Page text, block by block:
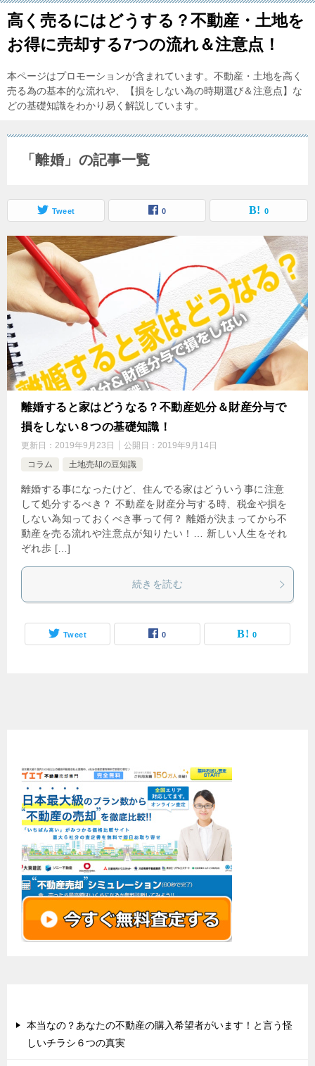
高く売るにはどうする？不動産・土地を
お得に売却する7つの流れ＆注意点！
本ページはプロモーションが含まれています。不動産・土地を高く
売る為の基本的な流れや、【損をしない為の時期選び＆注意点】な
どの基礎知識をわかり易く解説しています。
「離婚」の記事一覧
Tweet 0 0
離婚すると家はどうなる？不動産処分＆財産分与で
損をしない８つの基礎知識！
更新日： 2019年9月23日 公開日： 2019年9月14日
コラム
土地売却の豆知識
離婚する事になったけど、住んでる家はどういう事に注意
して処分するべき？ 不動産を財産分与する時、税金や損を
しない為知っておくべき事って何？ 離婚が決まってから不
動産を売る流れや注意点が知りたい！… 新しい人生をそれ
ぞれ歩 […]
続きを読む
Tweet 0 0
本当なの？あなたの不動産の購入希望者がいます！と言う怪
しいチラシ６つの真実